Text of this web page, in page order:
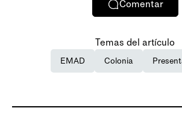
Comentar
Temas del artículo
EMAD Colonia